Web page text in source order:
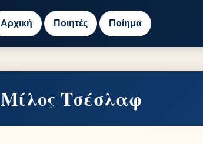
Αρχική Ποιητές Ποίημα
Μίλος Τσέσλαφ